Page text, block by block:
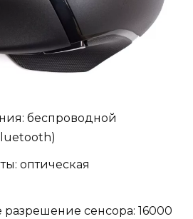
беспроводной
оптическая
сенсора: 16000